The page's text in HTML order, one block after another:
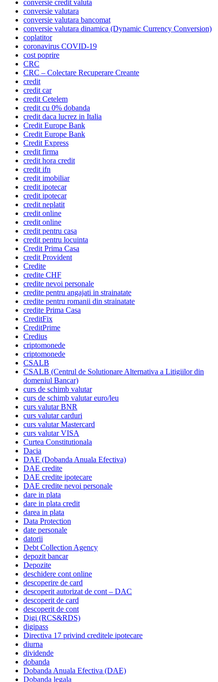
conversie credit valuta
conversie valutara
conversie valutara bancomat
conversie valutara dinamica (Dynamic Currency Conversion)
coplatitor
coronavirus COVID-19
cost poprire
CRC
CRC – Colectare Recuperare Creante
credit
credit car
credit Cetelem
credit cu 0% dobanda
credit daca lucrez in Italia
Credit Europe Bank
Credit Europe Bank
Credit Express
credit firma
credit hora credit
credit ifn
credit imobiliar
credit ipotecar
credit ipotecar
credit neplatit
credit online
credit online
credit pentru casa
credit pentru locuinta
Credit Prima Casa
credit Provident
Credite
credite CHF
credite nevoi personale
credite pentru angajati in strainatate
credite pentru romanii din strainatate
credite Prima Casa
CreditFix
CreditPrime
Credius
criptomonede
criptomonede
CSALB
CSALB (Centrul de Solutionare Alternativa a Litigiilor din
domeniul Bancar)
curs de schimb valutar
curs de schimb valutar euro/leu
curs valutar BNR
curs valutar carduri
curs valutar Mastercard
curs valutar VISA
Curtea Constitutionala
Dacia
DAE (Dobanda Anuala Efectiva)
DAE credite
DAE credite ipotecare
DAE credite nevoi personale
dare in plata
dare in plata credit
darea in plata
Data Protection
date personale
datorii
Debt Collection Agency
depozit bancar
Depozite
deschidere cont online
descoperire de card
descoperit autorizat de cont – DAC
descoperit de card
descoperit de cont
Digi (RCS&RDS)
digipass
Directiva 17 privind creditele ipotecare
diurna
dividende
dobanda
Dobanda Anuala Efectiva (DAE)
Dobanda legala